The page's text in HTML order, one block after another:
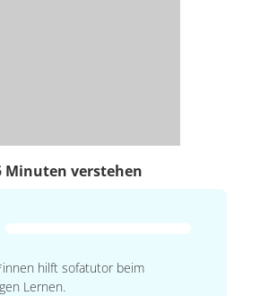
Minuten verstehen
hilft sofatutor beim
Lernen.